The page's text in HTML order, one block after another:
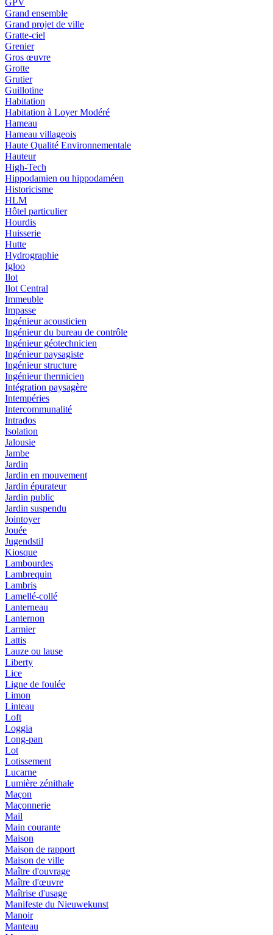
GPV
Grand ensemble
Grand projet de ville
Gratte-ciel
Grenier
Gros œuvre
Grotte
Grutier
Guillotine
Habitation
Habitation à Loyer Modéré
Hameau
Hameau villageois
Haute Qualité Environnementale
Hauteur
High-Tech
Hippodamien ou hippodaméen
Historicisme
HLM
Hôtel particulier
Hourdis
Huisserie
Hutte
Hydrographie
Igloo
Ilot
Ilot Central
Immeuble
Impasse
Ingénieur acousticien
Ingénieur du bureau de contrôle
Ingénieur géotechnicien
Ingénieur paysagiste
Ingénieur structure
Ingénieur thermicien
Intégration paysagère
Intempéries
Intercommunalité
Intrados
Isolation
Jalousie
Jambe
Jardin
Jardin en mouvement
Jardin épurateur
Jardin public
Jardin suspendu
Jointoyer
Jouée
Jugendstil
Kiosque
Lambourdes
Lambrequin
Lambris
Lamellé-collé
Lanterneau
Lanternon
Larmier
Lattis
Lauze ou lause
Liberty
Lice
Ligne de foulée
Limon
Linteau
Loft
Loggia
Long-pan
Lot
Lotissement
Lucarne
Lumière zénithale
Maçon
Maçonnerie
Mail
Main courante
Maison
Maison de rapport
Maison de ville
Maître d'ouvrage
Maître d'œuvre
Maîtrise d'usage
Manifeste du Nieuwekunst
Manoir
Manteau